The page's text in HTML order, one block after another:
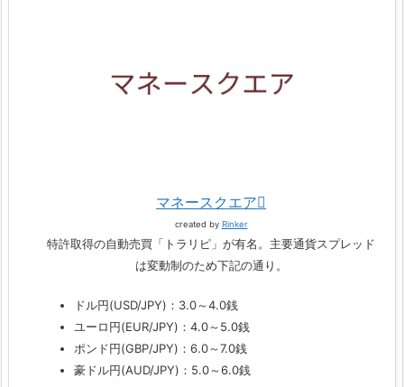
マネースクエア
created by Rinker
特許取得の自動売買「トラリピ」が有名。主要通貨スプレッド
は変動制のため下記の通り。
ドル円(USD/JPY)：3.0～4.0銭
ユーロ円(EUR/JPY)：4.0～5.0銭
ポンド円(GBP/JPY)：6.0～7.0銭
豪ドル円(AUD/JPY)：5.0～6.0銭